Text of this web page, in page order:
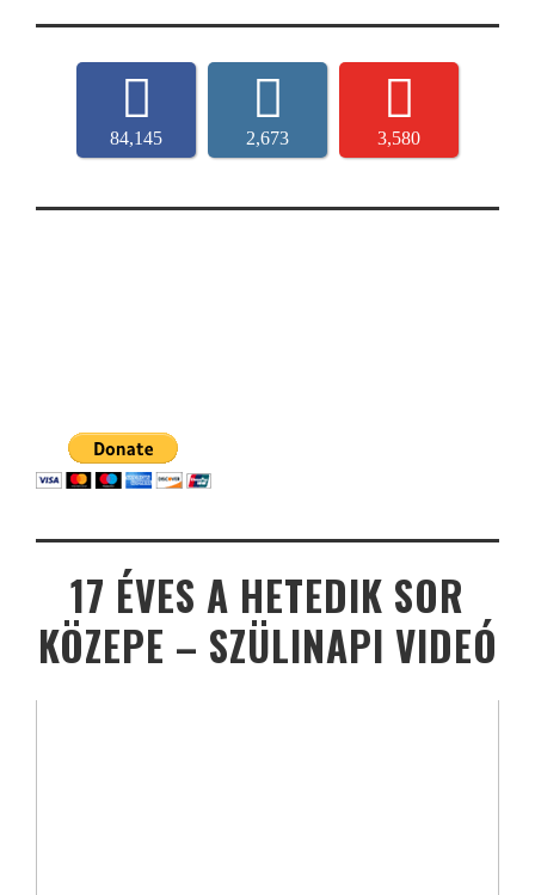
84,145 2,673 3,580
17 ÉVES A HETEDIK SOR
KÖZEPE – SZÜLINAPI VIDEÓ